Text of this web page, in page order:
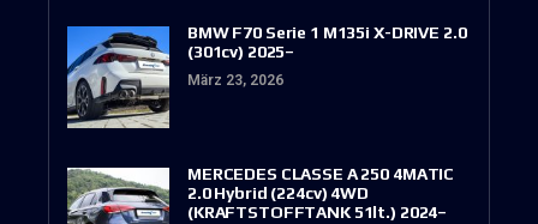
BMW F70 Serie 1 M135i X-DRIVE 2.0
(301cv) 2025–
März 23, 2026
MERCEDES CLASSE A 250 4MATIC
2.0 Hybrid (224cv) 4WD
(KRAFTSTOFFTANK 51lt.) 2024–